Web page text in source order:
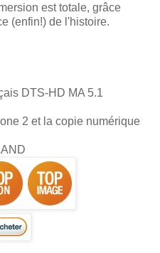
est totale, grâce
(enfin!) de l'histoire.
DTS-HD MA 5.1
2 et la copie numérique